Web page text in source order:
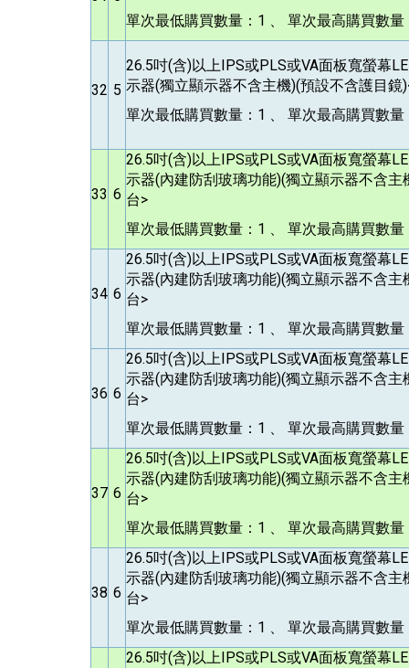
單次最低購買數量：1 、 單次最高購買數量
32 5
26.5吋(含)以上IPS或PLS或VA面板寬螢幕
示器(獨立顯示器不含主機)(預設不含護目
單次最低購買數量：1 、 單次最高購買數量
33 6
26.5吋(含)以上IPS或PLS或VA面板寬螢幕
示器(內建防刮玻璃功能)(獨立顯示器不含
台>
單次最低購買數量：1 、 單次最高購買數量
34 6
26.5吋(含)以上IPS或PLS或VA面板寬螢幕
示器(內建防刮玻璃功能)(獨立顯示器不含
台>
單次最低購買數量：1 、 單次最高購買數量
36 6
26.5吋(含)以上IPS或PLS或VA面板寬螢幕
示器(內建防刮玻璃功能)(獨立顯示器不含
台>
單次最低購買數量：1 、 單次最高購買數量
37 6
26.5吋(含)以上IPS或PLS或VA面板寬螢幕
示器(內建防刮玻璃功能)(獨立顯示器不含
台>
單次最低購買數量：1 、 單次最高購買數量
38 6
26.5吋(含)以上IPS或PLS或VA面板寬螢幕
示器(內建防刮玻璃功能)(獨立顯示器不含
台>
單次最低購買數量：1 、 單次最高購買數量
26.5吋(含)以上IPS或PLS或VA面板寬螢幕